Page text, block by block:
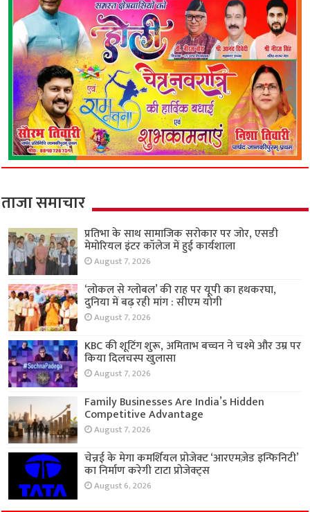
ताजा समाचार
प्रतिभा के साथ सामाजिक सरोकार पर जोर, एसडी
मेमोरियल इंटर कॉलेज में हुई कार्यशाला
August 7, 2026
‘लोकल से ग्लोबल’ की राह पर यूपी का हथकरघा,
दुनिया में बढ़ रही मांग : सीएम योगी
August 7, 2026
KBC की शूटिंग शुरू, अमिताभ बच्चन ने चश्मे और उम्र पर
किया दिलचस्प खुलासा
August 7, 2026
Family Businesses Are India’s Hidden
Competitive Advantage
August 7, 2026
चेन्नई के मेगा कमर्शियल प्रोजेक्ट ‘आरएमज़ेड इन्फिनिटी’
का निर्माण करेगी टाटा प्रोजेक्ट्स
August 6, 2026